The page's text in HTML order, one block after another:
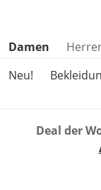
Damen
Neu!
Deal der